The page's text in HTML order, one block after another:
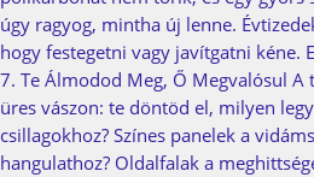
úgy ragyog, mintha új lenne.
hogy festegetni vagy javítgatni kéne.
7. Te Álmodod Meg, Ő Megvalósul
üres vászon: te döntöd el, milyen
csillagokhoz? Színes panelek a
hangulathoz? Oldalfalak a